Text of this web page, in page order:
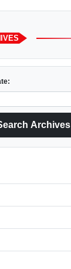
Archives